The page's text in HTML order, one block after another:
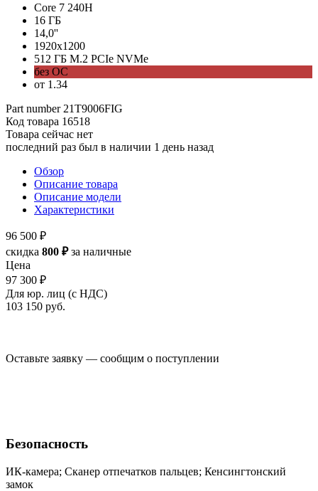
Core 7 240H
16 ГБ
14,0''
1920x1200
512 ГБ M.2 PCIe NVMe
без ОС
от 1.34
Part number 21T9006FIG
Код товара 16518
Товара сейчас нет
последний раз был в наличии 1 день назад
Обзор
Описание товара
Описание модели
Характеристики
96 500 ₽
скидка 800 ₽за наличные
Цена
97 300 ₽
Для юр. лиц (с НДС)
103 150 руб.
Оставьте заявку — сообщим о поступлении
Безопасность
ИК-камера; Сканер отпечатков пальцев; Кенсингтонский
замок